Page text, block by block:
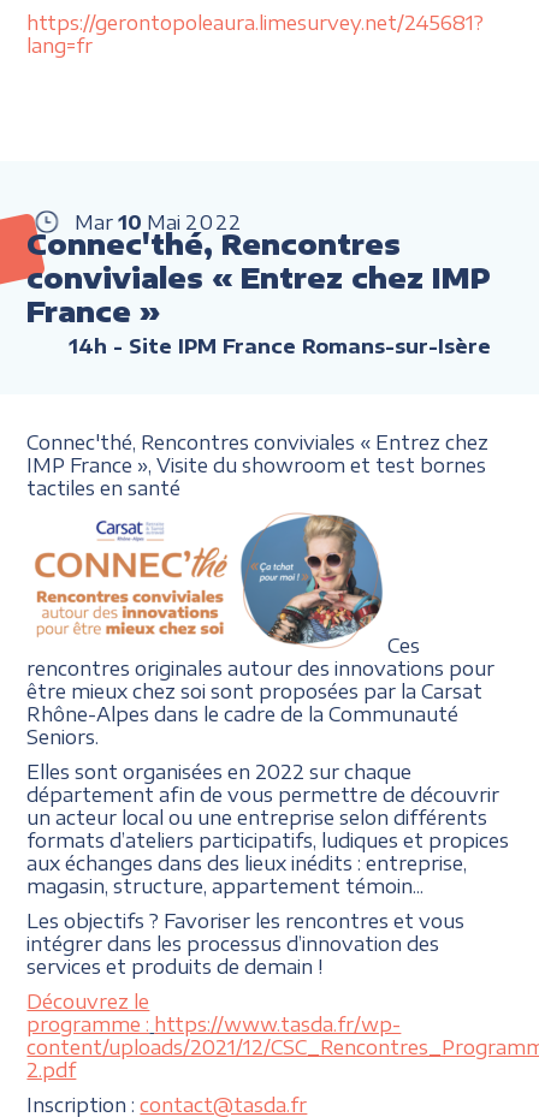
https://gerontopoleaura.limesurvey.net/245681?
lang=fr
Mar 10 Mai 2022
Connec'thé, Rencontres
conviviales « Entrez chez IMP
France »
14h - Site IPM France Romans-sur-Isère
Connec'thé, Rencontres conviviales « Entrez chez
IMP France »,Visite du showroom et test bornes
tactiles en santé
Ces
rencontres originales autour des innovations pour
être mieux chez soi sont proposées par la Carsat
Rhône-Alpes dans le cadre de la Communauté
Seniors.
Elles sont organisées en 2022 sur chaque
département afin de vous permettre de découvrir
un acteur local ou une entreprise selon différents
formats d’ateliers participatifs, ludiques et propices
aux échanges dans des lieux inédits : entreprise,
magasin, structure, appartement témoin...
Les objectifs ? Favoriser les rencontres et vous
intégrer dans les processus d’innovation des
services et produits de demain !
Découvrez le
programme : https://www.tasda.fr/wp-
content/uploads/2021/12/
2.pdf
Inscription :contact@tasda.fr